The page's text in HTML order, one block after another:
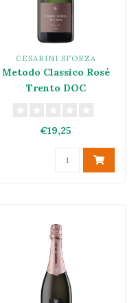
CESARINI SFORZA
Metodo Classico Rosé
Trento DOC
€19,25